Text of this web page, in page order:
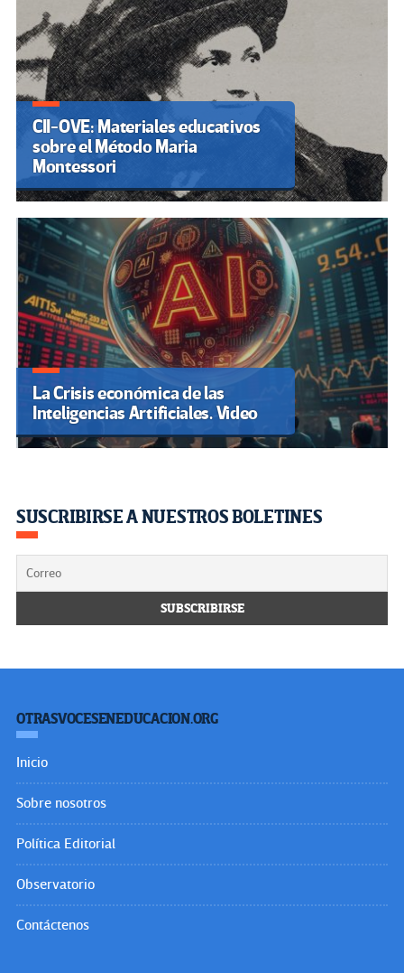
CII-OVE: Materiales educativos
sobre el Método Maria
Montessori
La Crisis económica de las
Inteligencias Artificiales. Video
SUSCRIBIRSE A NUESTROS BOLETINES
OTRASVOCESENEDUCACION.ORG
Inicio
Sobre nosotros
Política Editorial
Observatorio
Contáctenos